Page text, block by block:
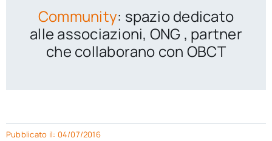
Chi siamo
Cerca
Ita
Community: spazio dedicato
alle associazioni, ONG , partner
che collaborano con OBCT
Pubblicato il: 04/07/2016